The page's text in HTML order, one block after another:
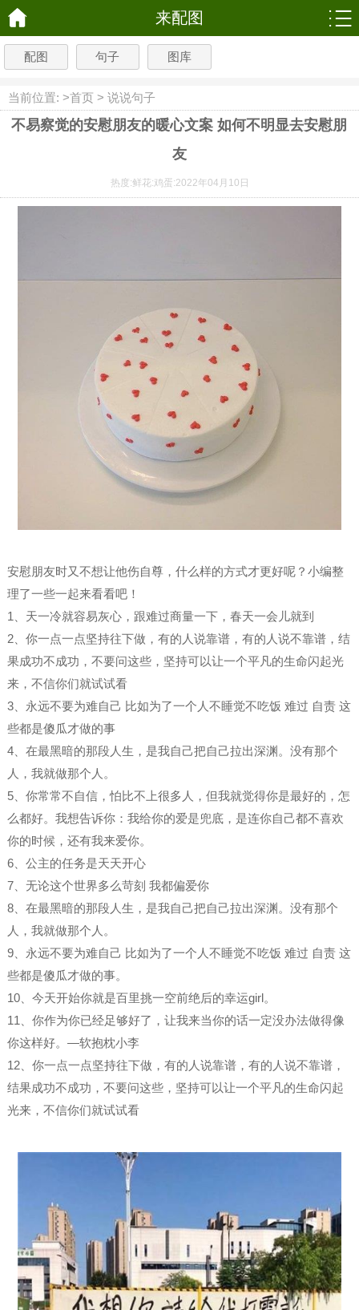
来配图
配图 句子 图库
当前位置: >首页 > 说说句子
不易察觉的安慰朋友的暖心文案 如何不明显去安慰朋
友
热度:鲜花:鸡蛋:2022年04月10日
安慰朋友时又不想让他伤自尊，什么样的方式才更好呢？小编整
理了一些一起来看看吧！
1、天一冷就容易灰心，跟难过商量一下，春天一会儿就到
2、你一点一点坚持往下做，有的人说靠谱，有的人说不靠谱，结
果成功不成功，不要问这些，坚持可以让一个平凡的生命闪起光
来，不信你们就试试看
3、永远不要为难自己 比如为了一个人不睡觉不吃饭 难过 自责 这
些都是傻瓜才做的事
4、在最黑暗的那段人生，是我自己把自己拉出深渊。没有那个
人，我就做那个人。
5、你常常不自信，怕比不上很多人，但我就觉得你是最好的，怎
么都好。我想告诉你：我给你的爱是兜底，是连你自己都不喜欢
你的时候，还有我来爱你。
6、公主的任务是天天开心
7、无论这个世界多么苛刻 我都偏爱你
8、在最黑暗的那段人生，是我自己把自己拉出深渊。没有那个
人，我就做那个人。
9、永远不要为难自己 比如为了一个人不睡觉不吃饭 难过 自责 这
些都是傻瓜才做的事。
10、今天开始你就是百里挑一空前绝后的幸运girl。
11、你作为你已经足够好了，让我来当你的话一定没办法做得像
你这样好。—软抱枕小李
12、你一点一点坚持往下做，有的人说靠谱，有的人说不靠谱，
结果成功不成功，不要问这些，坚持可以让一个平凡的生命闪起
光来，不信你们就试试看